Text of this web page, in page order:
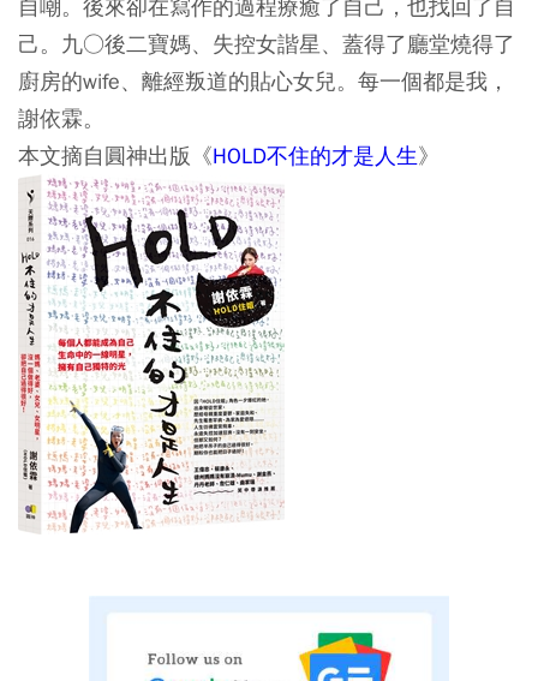
自嘲。後來卻在寫作的過程療癒了自己，也找回了自
己。九○後二寶媽、失控女諧星、蓋得了廳堂燒得了
廚房的wife、離經叛道的貼心女兒。每一個都是我，
謝依霖。
本文摘自圓神出版《HOLD不住的才是人生》